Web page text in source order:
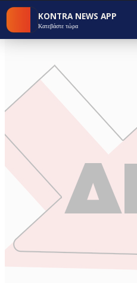
KONTRA NEWS APP
Κατεβάστε τώρα